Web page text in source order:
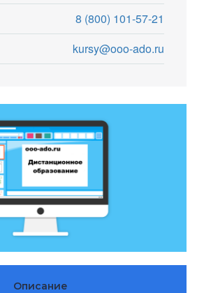
8 (800) 101-57-21
kursy@ooo-ado.ru
Описание